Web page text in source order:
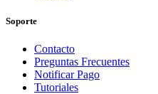
Soporte
Contacto
Preguntas Frecuentes
Notificar Pago
Tutoriales